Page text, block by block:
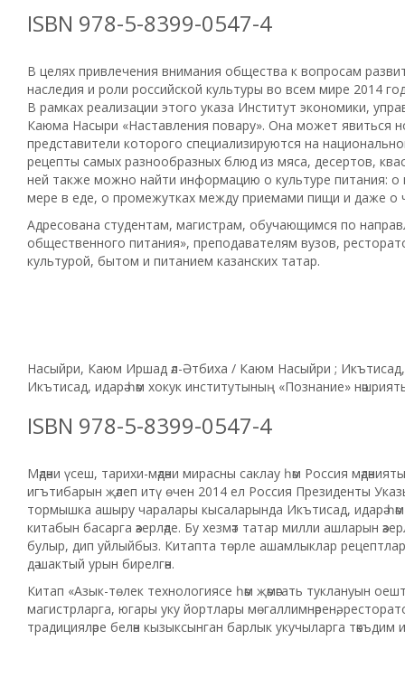
ISBN 978-5-8399-0547-4
В целях привлечения внимания общества к вопросам
наследия и роли российской культуры во всем мире 2014
В рамках реализации этого указа Институт экономики,
Каюма Насыри «Наставле­ния повару». Она может явиться
представители которого специализируются на
рецепты самых разнообразных блюд из мяса, десертов,
ней также можно найти информацию о культуре питания:
мере в еде, о промежутках между при­емами пищи и даже о
Адресована студентам, магистрам, обучающимся по
общественного питания», препода­вателям вузов,
культурой, бытом и питанием казанских татар.
Насыйри, Каюм Иршад әл-Әтбиха / Каюм Насыйри ; Икътисад,
Икътисад, идарә һәм хокук институтының «Познание»
ISBN 978-5-8399-0547-4
Мәдәни үсеш, тарихи-мәдәни мирасны саклау һәм Россия
игътибарын җәлеп итү ѳчен 2014 ел Россия Президенты
тормышка ашыру чаралары кысаларында Икъ­тисад, идарә
китабын басарга әзерләде. Бу хезмәт татар милли ашларын
булыр, дип уйлыйбыз. Китапта тѳрле ашамлыклар рецептлары
дә шактый урын бирелгән.
Китап «Азык-тѳлек технологиясе һәм җәмәгать туклануын
магистрларга, югары уку йорт­лары мѳгаллимнәренә,
традицияләре белән кызыксынган барлык укучыларга тәкъдим